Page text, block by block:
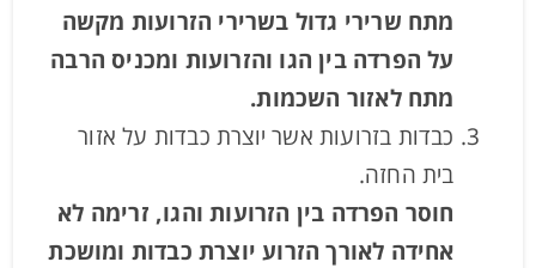
מתח שרירי גדול בשרירי הזרועות מקשה
על הפרדה בין הגו והזרועות ומכניס הרבה
מתח לאזור השכמות.
כבדות בזרועות אשר יוצרת כבדות על אזור
בית החזה.
חוסר הפרדה בין הזרועות והגו, זרימה לא
אחידה לאורך הזרוע יוצרת כבדות ומושכת